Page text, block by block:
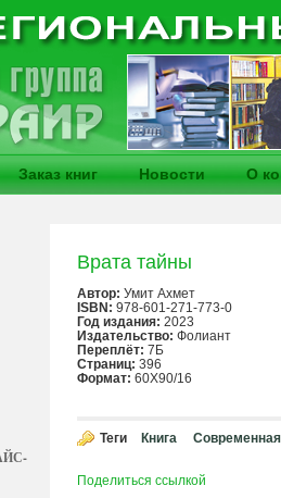
Заказ книг Новости О
Врата тайны
Автор: Умит Ахмет
ISBN: 978-601-271-773-0
Год издания: 2023
Издательство: Фолиант
Переплёт: 7Б
Страниц: 396
Формат: 60X90/16
Теги Книга
Поделиться ссылкой